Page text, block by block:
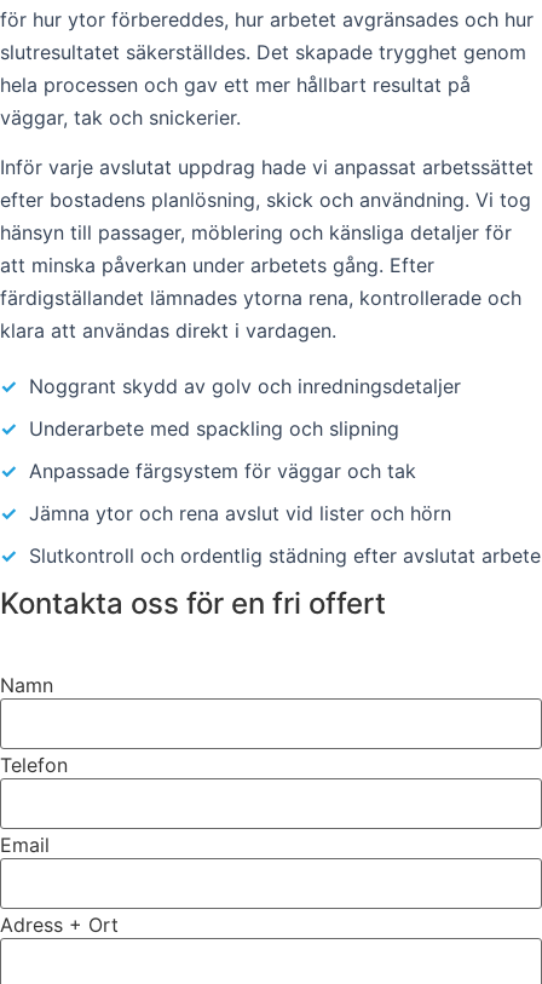
för hur ytor förbereddes, hur arbetet avgränsades och hur
slutresultatet säkerställdes. Det skapade trygghet genom
hela processen och gav ett mer hållbart resultat på
väggar, tak och snickerier.
Inför varje avslutat uppdrag hade vi anpassat arbetssättet
efter bostadens planlösning, skick och användning. Vi tog
hänsyn till passager, möblering och känsliga detaljer för
att minska påverkan under arbetets gång. Efter
färdigställandet lämnades ytorna rena, kontrollerade och
klara att användas direkt i vardagen.
✓ Noggrant skydd av golv och inredningsdetaljer
✓ Underarbete med spackling och slipning
✓ Anpassade färgsystem för väggar och tak
✓ Jämna ytor och rena avslut vid lister och hörn
✓ Slutkontroll och ordentlig städning efter avslutat arbete
Kontakta oss för en fri offert
Namn
Telefon
Email
Adress + Ort